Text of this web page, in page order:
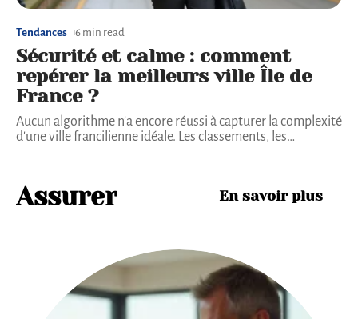
Tendances 6 min read
Sécurité et calme : comment
repérer la meilleurs ville Île de
France ?
Aucun algorithme n'a encore réussi à capturer la complexité
d'une ville francilienne idéale. Les classements, les…
Assurer En savoir plus